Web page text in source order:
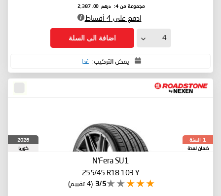
مجموعة من 4: درهم 2,387
.00
ادفع على 4 أقساط
اضافة الى السلة
يمكن التركيب: غدا
1 السنة
ضمان لمدة
2026
كوريا
N'Fera SU1
255/45 R18 103 Y
3/5 (4 تقييم)